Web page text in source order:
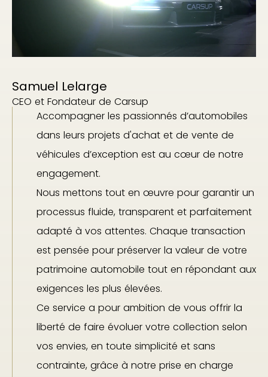
Samuel Lelarge
CEO et Fondateur de Carsup
Accompagner les passionnés d’automobiles
dans leurs projets d'achat et de vente de
véhicules d’exception est au cœur de notre
engagement.
Nous mettons tout en œuvre pour garantir un
processus fluide, transparent et parfaitement
adapté à vos attentes. Chaque transaction
est pensée pour préserver la valeur de votre
patrimoine automobile tout en répondant aux
exigences les plus élevées.
Ce service a pour ambition de vous offrir la
liberté de faire évoluer votre collection selon
vos envies, en toute simplicité et sans
contrainte, grâce à notre prise en charge